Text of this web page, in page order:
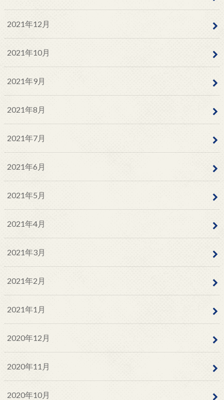
2021年12月
2021年10月
2021年9月
2021年8月
2021年7月
2021年6月
2021年5月
2021年4月
2021年3月
2021年2月
2021年1月
2020年12月
2020年11月
2020年10月